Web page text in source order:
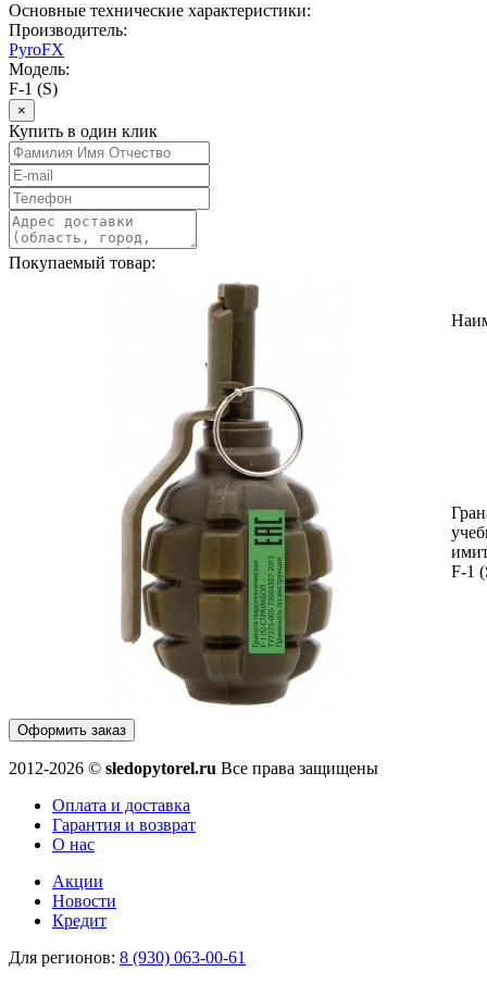
Основные технические характеристики:
Производитель:
PyroFX
Модель:
F-1 (S)
×
Купить в один клик
Покупаемый товар:
F-1
Оформить заказ
2012-2026 © sledopytorel.ru Все права защищены
Оплата и доставка
Гарантия и возврат
О нас
Акции
Новости
Кредит
Для регионов: 8 (930) 063-00-61